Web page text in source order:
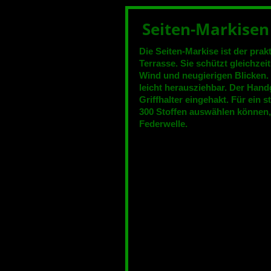
Seiten-
Die Seiten-Markise ist der
Terrasse. Sie schützt
Wind und neugierigen
leicht herausziehbar. Der
Griffhalter eingehakt. Für ein
300 Stoffen auswählen
Federwelle.